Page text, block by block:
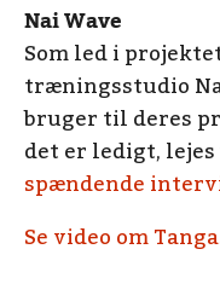
Nai Wave
Som led i
træningsstudio
bruger til deres
det er ledigt,
spændende
Se video om